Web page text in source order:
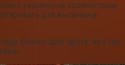
с указанным количеством
для выпечки в
близко друг другу, их у нас